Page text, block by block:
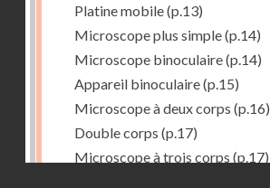
Platine mobile(p.13)
Microscope plus simple(p.14)
Microscope binoculaire(p.14)
Appareil binoculaire(p.15)
Microscope à deux corps (p.16)
Double corps (p.17)
Microscope à trois corps (p.17)